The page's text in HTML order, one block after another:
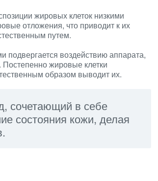
жировых клеток низкими
отложения, что приводит к их
путем.
воздействию аппарата,
жировые клетки
образом выводит их.
сочетающий в себе
состояния кожи, делая